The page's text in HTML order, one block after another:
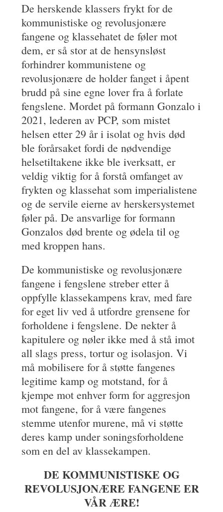
De herskende klassers frykt for de
kommunistiske og revolusjonære
fangene og klassehatet de føler mot
dem, er så stor at de hensynsløst
forhindrer kommunistene og
revolusjonære de holder fanget i åpent
brudd på sine egne lover fra å forlate
fengslene. Mordet på formann Gonzalo i
2021, lederen av PCP, som mistet
helsen etter 29 år i isolat og hvis død
ble forårsaket fordi de nødvendige
helsetiltakene ikke ble iverksatt, er
veldig viktig for å forstå omfanget av
frykten og klassehat som imperialistene
og de servile eierne av herskersystemet
føler på. De ansvarlige for formann
Gonzalos død brente og ødela til og
med kroppen hans.
De kommunistiske og revolusjonære
fangene i fengslene streber etter å
oppfylle klassekampens krav, med fare
for eget liv ved å utfordre grensene for
forholdene i fengslene. De nekter å
kapitulere og nøler ikke med å stå imot
all slags press, tortur og isolasjon. Vi
må mobilisere for å støtte fangenes
legitime kamp og motstand, for å
kjempe mot enhver form for aggresjon
mot fangene, for å være fangenes
stemme utenfor murene, må vi støtte
deres kamp under soningsforholdene
som en del av klassekampen.
DE KOMMUNISTISKE OG
REVOLUSJONÆRE FANGENE ER
VÅR ÆRE!